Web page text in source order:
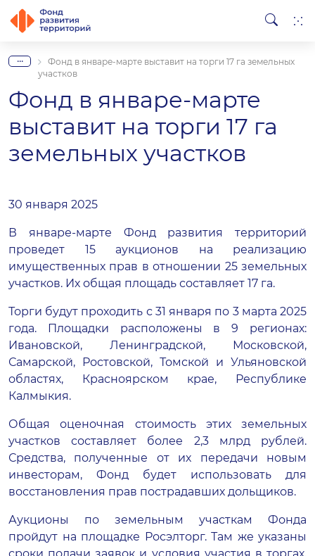
...
Фонд в январе-марте выставит на торги 17 га земельных
участков
Фонд в январе-марте
выставит на торги 17 га
земельных участков
30 января 2025
В январе-марте Фонд развития территорий
проведет 15 аукционов на реализацию
имущественных прав в отношении 25 земельных
участков. Их общая площадь составляет 17 га.
Торги будут проходить с 31 января по 3 марта 2025
года. Площадки расположены в 9
регионах:
Ивановской, Ленинградской, Московской,
Самарской, Ростовской, Томской и Ульяновской
областях, Красноярском крае, Республике
Калмыкия.
Общая оценочная стоимость этих земельных
участков составляет более 2,3 млрд рублей.
Средства, полученные от их передачи новым
инвесторам, Фонд будет использовать для
восстановления прав пострадавших дольщиков.
Аукционы по земельным участкам Фонда
пройдут на площадке Росэлторг. Там же указаны